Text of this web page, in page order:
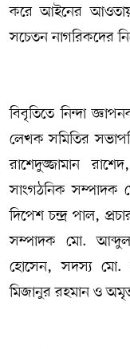
করে আইনের আওতায়
সচেতন নাগরিকদের
বিবৃতিতে নিন্দা
লেখক সমিতির
রাশেদুজ্জামান
সাংগঠনিক সম্পাদক
দিপেশ চন্দ্র পাল,
সম্পাদক মো.
হোসেন, সদস্য মো.
মিজানুর রহমান ও